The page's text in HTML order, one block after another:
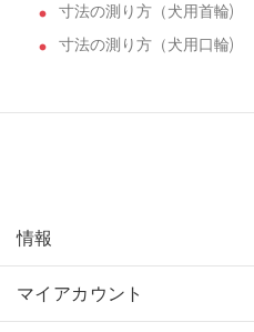
寸法の測り方（犬用首輪)
寸法の測り方（犬用口輪)
情報
マイアカウント